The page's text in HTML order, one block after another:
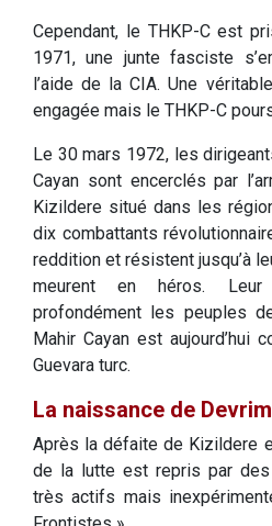
Cependant, le THKP-C est
1971, une junte fasciste
l’aide de la CIA. Une
engagée mais le THKP-C
Le 30 mars 1972, les
Cayan sont encerclés par
Kizildere situé dans les
dix combattants
reddition et résistent jusqu’à
meurent en héros. Leur
profondément les peuples
Mahir Cayan est aujourd’hui
Guevara turc.
La naissance de
Après la défaite de Kizildere
de la lutte est repris par des
très actifs mais